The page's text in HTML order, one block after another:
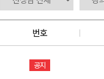
번호
공지